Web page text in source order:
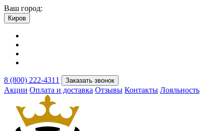
Ваш город:
Киров
8 (800) 222-4311 Заказать звонок
Акции Оплата и доставка Отзывы Контакты Лояльность